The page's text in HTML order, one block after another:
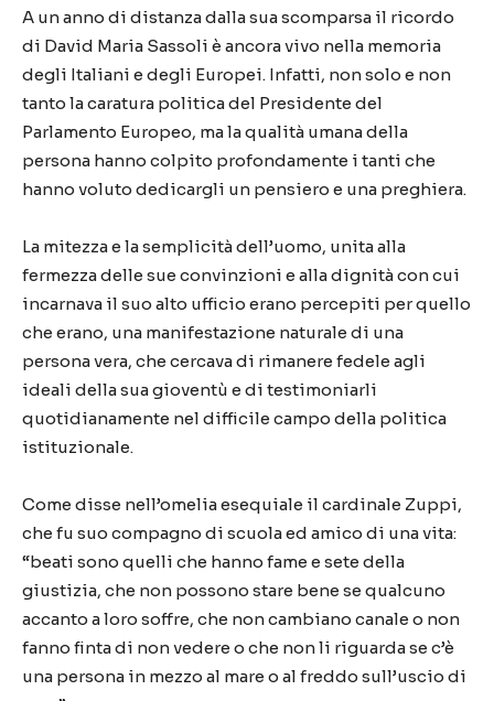
A un anno di distanza dalla sua scomparsa il ricordo
di David Maria Sassoli è ancora vivo nella memoria
degli Italiani e degli Europei. Infatti, non solo e non
tanto la caratura politica del Presidente del
Parlamento Europeo, ma la qualità umana della
persona hanno colpito profondamente i tanti che
hanno voluto dedicargli un pensiero e una preghiera.
La mitezza e la semplicità dell’uomo, unita alla
fermezza delle sue convinzioni e alla dignità con cui
incarnava il suo alto ufficio erano percepiti per quello
che erano, una manifestazione naturale di una
persona vera, che cercava di rimanere fedele agli
ideali della sua gioventù e di testimoniarli
quotidianamente nel difficile campo della politica
istituzionale.
Come disse nell’omelia esequiale il cardinale Zuppi,
che fu suo compagno di scuola ed amico di una vita:
“beati sono quelli che hanno fame e sete della
giustizia, che non possono stare bene se qualcuno
accanto a loro soffre, che non cambiano canale o non
fanno finta di non vedere o che non li riguarda se c’è
una persona in mezzo al mare o al freddo sull’uscio di